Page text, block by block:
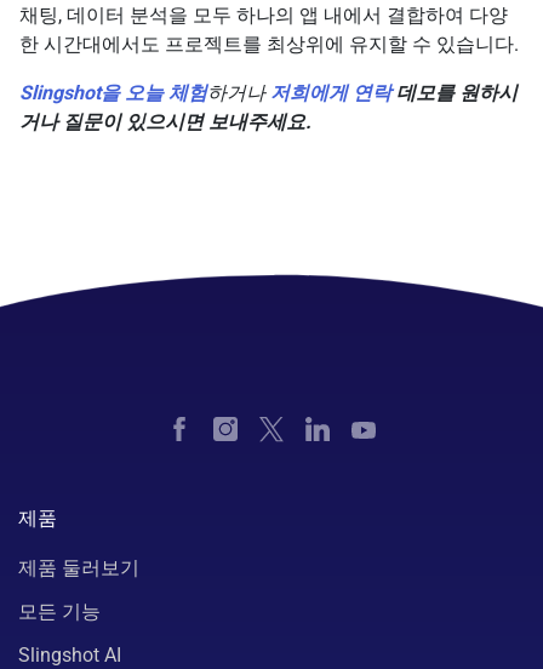
채팅, 데이터 분석을 모두 하나의 앱 내에서 결합하여 다양
한 시간대에서도 프로젝트를 최상위에 유지할 수 있습니다.
Slingshot을 오늘 체험하거나 저희에게 연락데모를 원하시
거나 질문이 있으시면 보내주세요.
제품
제품 둘러보기
모든 기능
Slingshot AI